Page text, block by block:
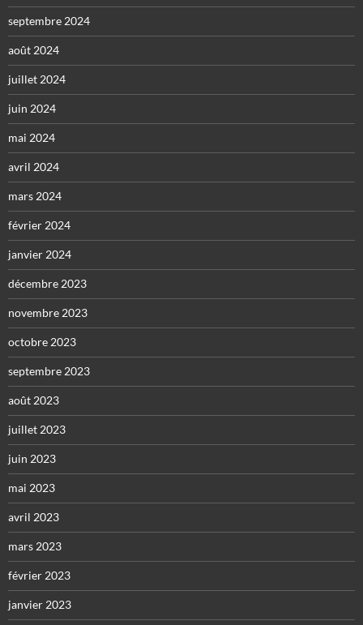
septembre 2024
août 2024
juillet 2024
juin 2024
mai 2024
avril 2024
mars 2024
février 2024
janvier 2024
décembre 2023
novembre 2023
octobre 2023
septembre 2023
août 2023
juillet 2023
juin 2023
mai 2023
avril 2023
mars 2023
février 2023
janvier 2023